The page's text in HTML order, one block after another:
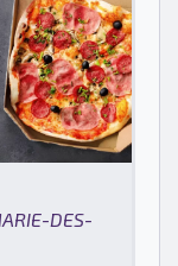
DES-